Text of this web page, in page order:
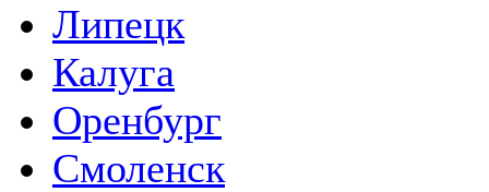
Липецк
Калуга
Оренбург
Смоленск